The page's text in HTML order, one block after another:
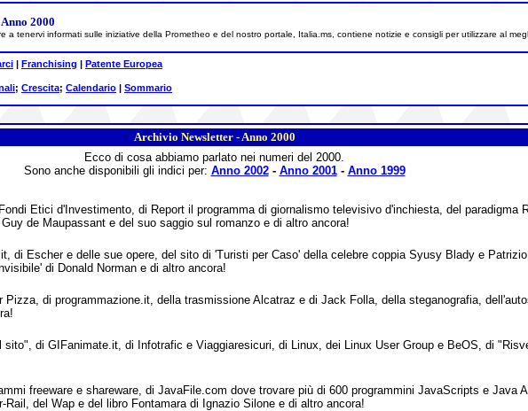
2000
a tenervi informati sulle iniziative della Prometheo e del nostro portale, Italia.ms, contiene notizie e consigli per utilizzare al
| Franchising | Patente Europea
; Crescita; Calendario | Sommario
Archivio Newsletter - Anno 2000
Ecco di cosa abbiamo parlato nei numeri del 2000.
Sono anche disponibili gli indici per: Anno 2002 - Anno 2001- Anno 1999
Etici d'Investimento, di Report il programma di giornalismo televisivo d'inchiesta, del paradigma
de Maupassant e del suo saggio sul romanzo e di altro ancora!
di Escher e delle sue opere, del sito di 'Turisti per Caso' della celebre coppia Syusy Blady e
di Donald Norman e di altro ancora!
Pizza, di programmazione.it, della trasmissione Alcatraz e di Jack Folla, della steganografia,
sito", di GIFanimate.it, di Infotrafic e Viaggiaresicuri, di Linux, dei Linux User Group e BeOS, di
freeware e shareware, di JavaFile.com dove trovare più di 600 programmini JavaScripts e Java
del Wap e del libro Fontamara di Ignazio Silone e di altro ancora!